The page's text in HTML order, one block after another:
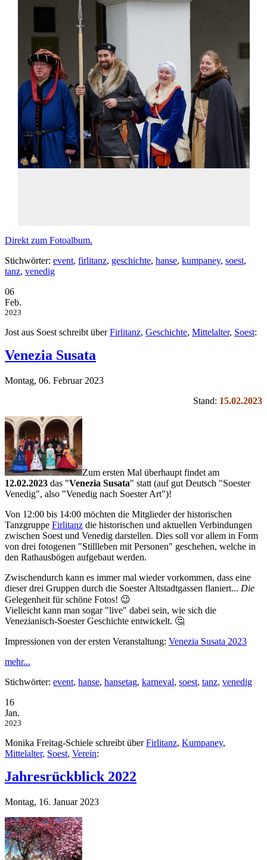
Direkt zum Fotoalbum.
Stichwörter: event, firlitanz, geschichte, hanse, kumpaney, soest,
tanz, venedig
06
Feb.
2023
Jost aus Soest schreibt überFirlitanz, Geschichte, Mittelalter, Soest:
Venezia Susata
Montag, 06. Februar 2023
Stand: 15.02.2023
Zum ersten Mal überhaupt findet am
12.02.2023 das "Venezia Susata" statt (auf gut Deutsch "Soester
Venedig", also "Venedig nach Soester Art")!
Von 12:00 bis 14:00 möchten die Mitglieder der historischen
Tanzgruppe Firlitanz die historischen und aktuellen Verbindungen
zwischen Soest und Venedig darstellen. Dies soll vor allem in Form
von drei fotogenen "Stillleben mit Personen" geschehen, welche in
den Rathausbögen aufgebaut werden.
Zwischendurch kann es immer mal wieder vorkommen, dass eine
dieser drei Gruppen durch die Soester Altstadtgassen flaniert... Die
Gelegenheit für schöne Fotos! 😉
Vielleicht kann man sogar "live" dabei sein, wie sich die
Venezianisch-Soester Geschichte entwickelt. 🤔
Impressionen von der ersten Veranstaltung: Venezia Susata 2023
mehr...
Stichwörter: event, hanse, hansetag, karneval, soest, tanz, venedig
16
Jan.
2023
Monika Freitag-Schiele schreibt überFirlitanz, Kumpaney,
Mittelalter, Soest, Verein:
Jahresrückblick 2022
Montag, 16. Januar 2023